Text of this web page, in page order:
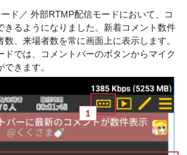
ド／ 外部RTMP配信モードにおいて、コ
きるようになりました。新着コメント数件
数、来場者数を常に画面上に表示します。
ドでは、コメントバーのボタンからマイク
きます。